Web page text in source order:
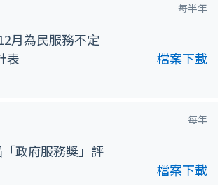
每半年
月為民服務不定
表
檔案下載
每年
政府服務獎」評
檔案下載